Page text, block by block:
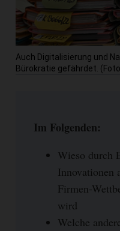
Auch Digitalisierung und
Bürokratie gefährdet.
Im Folgenden:
Wieso durch
Innovationen
Firmen-
wird
Welche